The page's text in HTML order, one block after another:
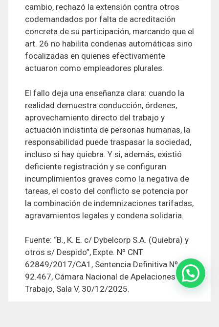
cambio, rechazó la extensión contra otros
codemandados por falta de acreditación
concreta de su participación, marcando que el
art. 26 no habilita condenas automáticas sino
focalizadas en quienes efectivamente
actuaron como empleadores plurales.
El fallo deja una enseñanza clara: cuando la
realidad demuestra conducción, órdenes,
aprovechamiento directo del trabajo y
actuación indistinta de personas humanas, la
responsabilidad puede traspasar la sociedad,
incluso si hay quiebra. Y si, además, existió
deficiente registración y se configuran
incumplimientos graves como la negativa de
tareas, el costo del conflicto se potencia por
la combinación de indemnizaciones tarifadas,
agravamientos legales y condena solidaria.
Fuente: “B., K. E. c/ Dybelcorp S.A. (Quiebra) y
otros s/ Despido”, Expte. Nº CNT
62849/2017/CA1, Sentencia Definitiva Nº
92.467, Cámara Nacional de Apelaciones del
Trabajo, Sala V, 30/12/2025.